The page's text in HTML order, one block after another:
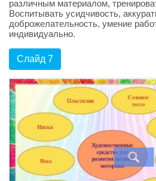
различным материалом,
Воспитывать усидчивость,
доброжелательность, умение
индивидуально.
Слайд 7